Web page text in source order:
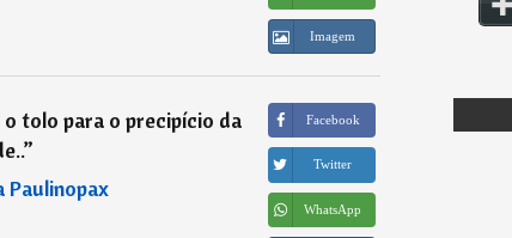
Imagem
tolo para o precipício da
”
Paulinopax
Facebook
Twitter
WhatsApp